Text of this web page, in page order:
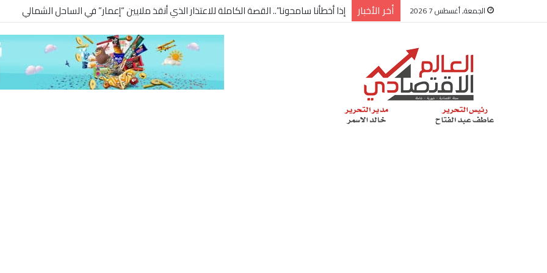
الجمعة, أغسطس 7 2026 أخر الأخبار إذا أخطأنا سامحونا”.. القصة الكاملة للاعتذار الذي أنقذ ملايين “إعمار” في الساحل الشمالي